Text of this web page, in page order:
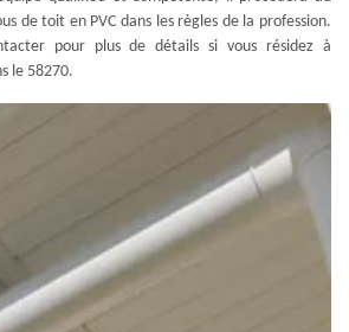
de toit en PVC dans les règles de la profession.
pour plus de détails si vous résidez à
le 58270.